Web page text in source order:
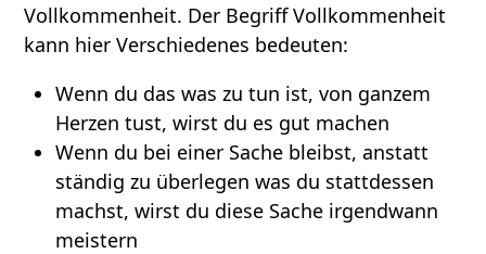
Vollkommenheit. Der Begriff Vollkommenheit
kann hier Verschiedenes bedeuten:
Wenn du das was zu tun ist, von ganzem
Herzen tust, wirst du es gut machen
Wenn du bei einer Sache bleibst, anstatt
ständig zu überlegen was du stattdessen
machst, wirst du diese Sache irgendwann
meistern